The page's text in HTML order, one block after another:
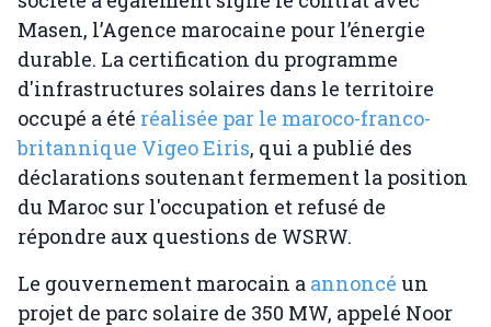
Masen, l’Agence marocaine pour l’énergie
durable. La certification du programme
d'infrastructures solaires dans le territoire
occupé a été réalisée par le maroco-franco-
britannique Vigeo Eiris, qui a publié des
déclarations soutenant fermement la position
du Maroc sur l'occupation et refusé de
répondre aux questions de WSRW.
Le gouvernement marocain a annoncé un
projet de parc solaire de 350 MW, appelé Noor